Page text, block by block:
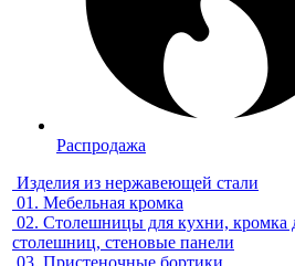
Распродажа
Изделия из нержавеющей стали
01. Мебельная кромка
02. Столешницы для кухни, кромка
столешниц, стеновые панели
03. Пристеночные бортики